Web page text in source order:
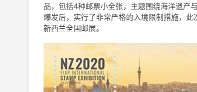
品，包括4种邮票小全张，主题围绕海洋遗产
爆发后，实行了非常严格的入境限制措施，
新西兰全国邮展。